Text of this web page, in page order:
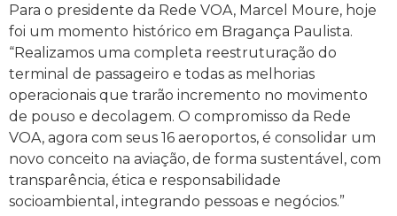
Para o presidente da Rede VOA, Marcel Moure, hoje
foi um momento histórico em Bragança Paulista.
“Realizamos uma completa reestruturação do
terminal de passageiro e todas as melhorias
operacionais que trarão incremento no movimento
de pouso e decolagem. O compromisso da Rede
VOA, agora com seus 16 aeroportos, é consolidar um
novo conceito na aviação, de forma sustentável, com
transparência, ética e responsabilidade
socioambiental, integrando pessoas e negócios.”